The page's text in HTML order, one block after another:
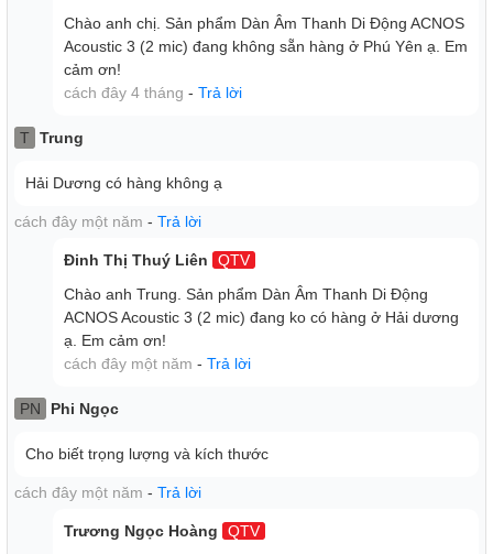
Loa karaoke di động ACNOS ACOUSTIC 3 có chức năng
Chống Hú Di Tần – Một tính năng phương pháp chống hú
này là Mic vẫn nhẹ hơi dễ hát như bình thường. Đây là tính
máy. Ngoài ra, hiệu ứng Reverb đa kênh độc quyền của
ACNOS giúp tiếng hát mượt mà. Song song đó, tính năng
chống hú FBC chủ động bảo vệ loa, giữ được chất âm
Chào anh chị. Sản phẩm Dàn Âm Thanh Di Động ACNOS
Acoustic 3 (2 mic) đang không sẵn hàng ở Phú Yên ạ. Em
cảm ơn!
cách đây 4 tháng - Trả lời
T Trung
Hải Dương có hàng không ạ
cách đây một năm - Trả lời
Đinh Thị Thuý Liên
QTV
Chào anh Trung. Sản phẩm Dàn Âm Thanh Di Động
ACNOS Acoustic 3 (2 mic) đang ko có hàng ở Hải dương
ạ. Em cảm ơn!
cách đây một năm - Trả lời
PN Phi Ngọc
Cho biết trọng lượng và kích thước
cách đây một năm - Trả lời
Trương Ngọc Hoàng
QTV